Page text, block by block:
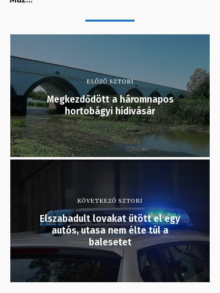
ELŐZŐ SZTORI
Megkezdődött a háromnapos
hortobágyi hídivásár
KÖVETKEZŐ SZTORI
Elszabadult lovakat ütött el egy
autós, utasa nem élte túl a
balesetet